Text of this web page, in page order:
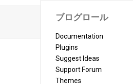
ブログロール
Documentation
Plugins
Suggest Ideas
Support Forum
Themes